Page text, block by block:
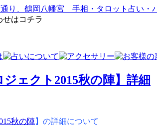
ジェクト2015秋の陣】詳細
秋の陣】の詳細について